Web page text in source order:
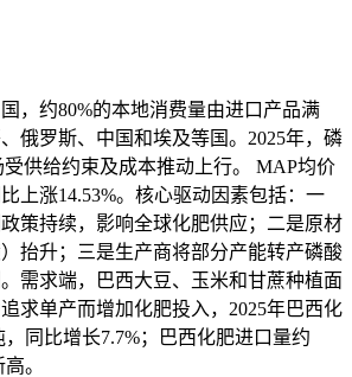
，约80%的本地消费量由进口产品满
俄罗斯、中国和埃及等国。2025年，磷
供给约束及成本推动上行。 MAP均价
上涨14.53%。核心驱动因素包括：一
策持续，影响全球化肥供应；二是原材
抬升；三是生产商将部分产能转产磷酸
需求端，巴西大豆、玉米和甘蔗种植面
求单产而增加化肥投入，2025年巴西化
，同比增长7.7%；巴西化肥进口量约
。